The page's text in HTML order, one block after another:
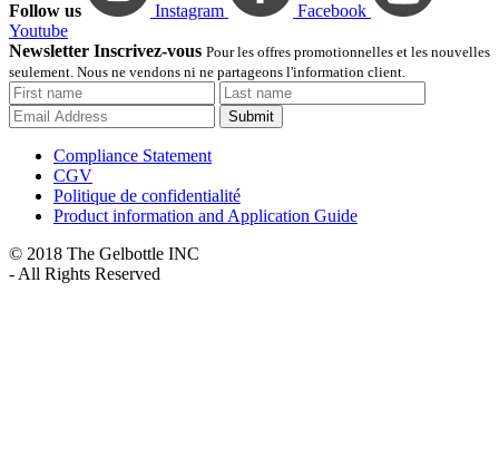
Follow us Instagram
Facebook
Youtube
Newsletter Inscrivez-vous Pour les offres promotionnelles et les nouvelles
seulement. Nous ne vendons ni ne partageons l'information client.
Submit
Compliance Statement
CGV
Politique de confidentialité
Product information and Application Guide
© 2018 The Gelbottle INC
- All Rights Reserved